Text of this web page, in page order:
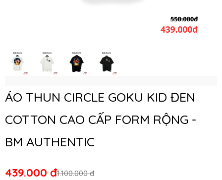
ÁO THUN CIRCLE GOKU KID ĐEN
COTTON CAO CẤP FORM RỘNG -
BM AUTHENTIC
1.100.000 đ
439.000 đ